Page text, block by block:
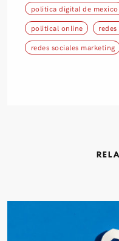
politica digital de mexico
political online
redes sociales marketing